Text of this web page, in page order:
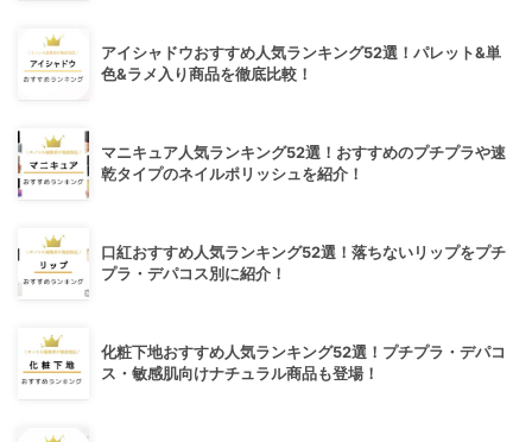
アイシャドウおすすめ人気ランキング52選！パレット&単
色&ラメ入り商品を徹底比較！
マニキュア人気ランキング52選！おすすめのプチプラや速
乾タイプのネイルポリッシュを紹介！
口紅おすすめ人気ランキング52選！落ちないリップをプチ
プラ・デパコス別に紹介！
化粧下地おすすめ人気ランキング52選！プチプラ・デパコ
ス・敏感肌向けナチュラル商品も登場！